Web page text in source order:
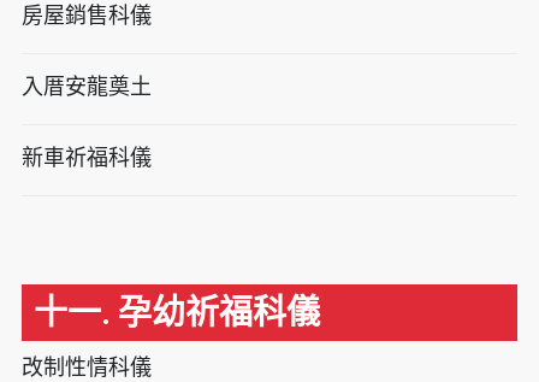
房屋銷售科儀
入厝安龍奠土
新車祈福科儀
十一. 孕幼祈福科儀
改制性情科儀